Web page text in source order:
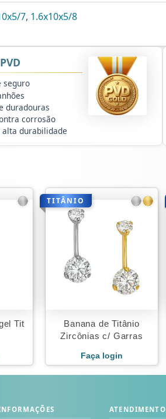
7, 1.6x10x5/8
seguro
duradouras
corrosão
alta durabilidade
Tit
TITÂNIO
Banana de Titânio
Zircônias c/ Garras
Faça login
ATENDIMENTO